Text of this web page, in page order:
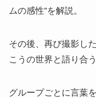
ムの感性”を解説。
その後、再び撮影し
こうの世界と語り合
グループごとに言葉